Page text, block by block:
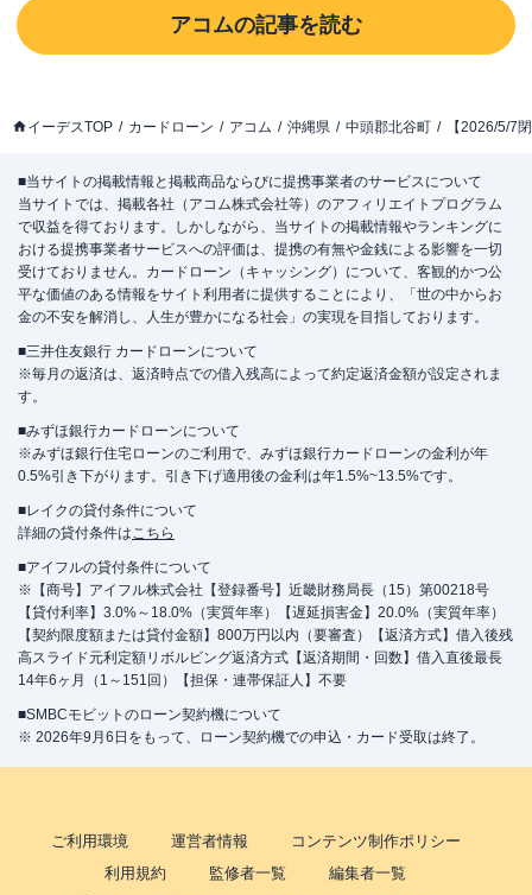
アコムの記事を読む
イーデスTOP カードローン アコム 沖縄県 中頭郡北谷町 【2026/5/7
■当サイトの掲載情報と掲載商品ならびに提携事業者のサービスについて
当サイトでは、掲載各社（アコム株式会社等）のアフィリエイトプログラム
で収益を得ております。しかしながら、当サイトの掲載情報やランキングに
おける提携事業者サービスへの評価は、提携の有無や金銭による影響を一切
受けておりません。カードローン（キャッシング）について、客観的かつ公
平な価値のある情報をサイト利用者に提供することにより、「世の中からお
金の不安を解消し、人生が豊かになる社会」の実現を目指しております。
■三井住友銀行 カードローンについて
※毎月の返済は、返済時点での借入残高によって約定返済金額が設定されま
す。
■みずほ銀行カードローンについて
※みずほ銀行住宅ローンのご利用で、みずほ銀行カードローンの金利が年
0.5%引き下がります。引き下げ適用後の金利は年1.5%~13.5%です。
■レイクの貸付条件について
詳細の貸付条件はこちら
■アイフルの貸付条件について
※【商号】アイフル株式会社【登録番号】近畿財務局長（15）第00218号
【貸付利率】3.0%～18.0%（実質年率）【遅延損害金】20.0%（実質年率）
【契約限度額または貸付金額】800万円以内（要審査）【返済方式】借入後残
高スライド元利定額リボルビング返済方式【返済期間・回数】借入直後最長
14年6ヶ月（1～151回）【担保・連帯保証人】不要
■SMBCモビットのローン契約機について
※ 2026年9月6日をもって、ローン契約機での申込・カード受取は終了。
ご利用環境 運営者情報
コンテンツ制作ポリシー
利用規約
監修者一覧
編集者一覧